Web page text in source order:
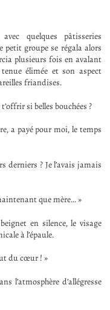
quelques pâtisseries
petit groupe se régala alors
plusieurs fois en avalant
élimée et son aspect
friandises.
si belles bouchées ?
a payé pour moi, le temps
? Je l’avais jamais
que mère… »
en silence, le visage
à l’épaule.
du cœur ! »
l’atmosphère d’allégresse